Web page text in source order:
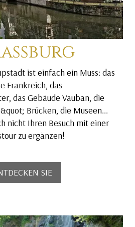
ist einfach ein Muss: das
Frankreich, das
das Gebäude Vauban, die
Brücken, die Museen...
nicht Ihren Besuch mit einer
zu ergänzen!
SIE